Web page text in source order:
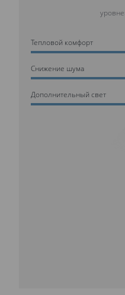
Тепловой комфорт
Cнижение шума
Дополнительный свет